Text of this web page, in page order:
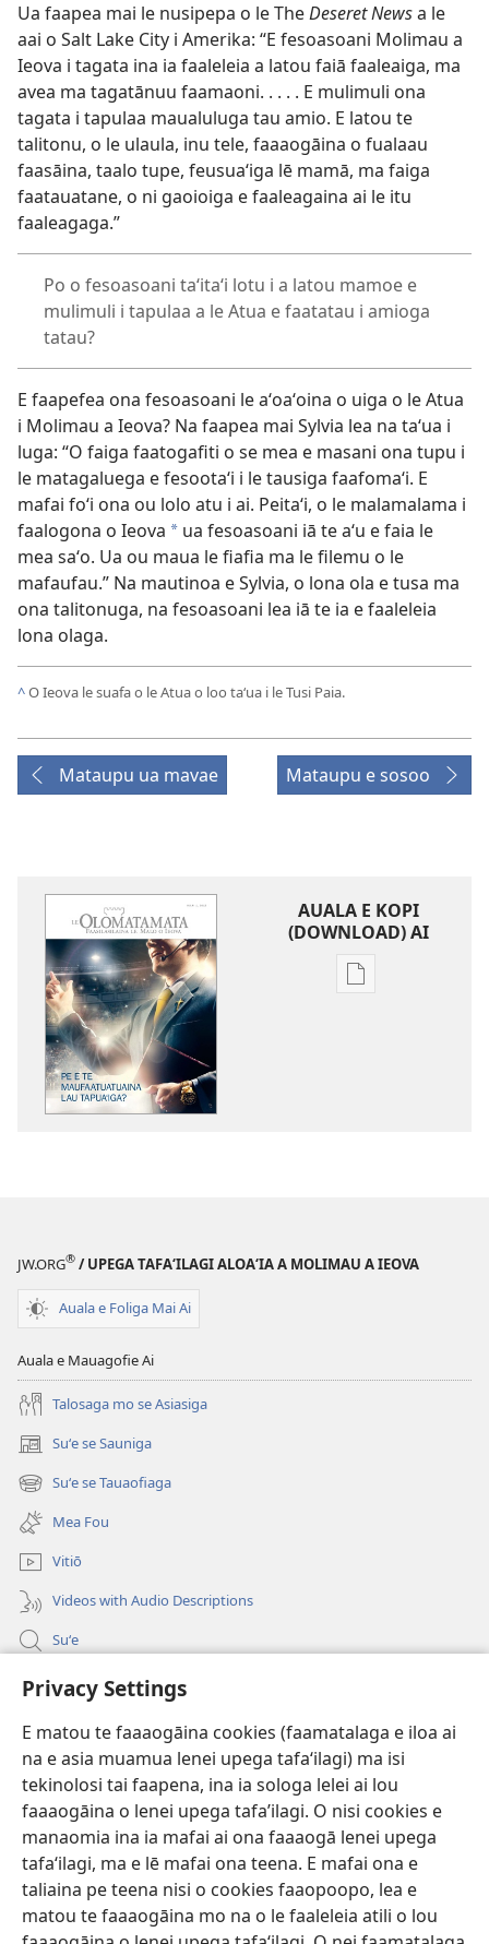
Privacy Settings
E matou te faaaogāina cookies (faamatalaga e iloa ai
na e asia muamua lenei upega tafaʻilagi) ma isi
tekinolosi tai faapena, ina ia sologa lelei ai lou
faaaogāina o lenei upega tafa’ilagi. O nisi cookies e
manaomia ina ia mafai ai ona faaaogā lenei upega
tafaʻilagi, ma e lē mafai ona teena. E mafai ona e
taliaina pe teena nisi o cookies faaopoopo, lea e
matou te faaaogāina mo na o le faaleleia atili o lou
Ua faapea mai le nusipepa o le TheDeseret Newsa le
aai o Salt Lake City i Amerika: “E fesoasoani Molimau a
Ieova i tagata ina ia faaleleia a latou faiā faaleaiga, ma
avea ma tagatānuu faamaoni. . . . . E mulimuli ona
tagata i tapulaa maualuluga tau amio. E latou te
talitonu, o le ulaula, inu tele, faaaogāina o fualaau
faasāina, taalo tupe, feusuaʻiga lē mamā, ma faiga
faatauatane, o ni gaoioiga e faaleagaina ai le itu
faaleagaga.”
Po o fesoasoani taʻitaʻi lotu i a latou mamoe e
mulimuli i tapulaa a le Atua e faatatau i amioga
tatau?
E faapefea ona fesoasoani le aʻoaʻoina o uiga o le Atua
i Molimau a Ieova? Na faapea mai Sylvia lea na taʻua i
luga: “O faiga faatogafiti o se mea e masani ona tupu i
le matagaluega e fesootaʻi i le tausiga faafomaʻi. E
mafai foʻi ona ou lolo atu i ai. Peitaʻi, o le malamalama i
faalogona o Ieova * ua fesoasoani iā te aʻu e faia le
mea saʻo. Ua ou maua le fiafia ma le filemu o le
mafaufau.” Na mautinoa e Sylvia, o lona ola e tusa ma
ona talitonuga, na fesoasoani lea iā te ia e faaleleia
lona olaga.
^O Ieova le suafa o le Atua o loo taʻua i le Tusi Paia.
Mataupu ua mavae Mataupu e sosoo
AUALA E KOPI
(DOWNLOAD) AI
Vaega
JW.ORG® / UPEGA TAFA‘ILAGI ALOA‘IA A MOLIMAU A IEOVA
Auala e Foliga Mai Ai
Auala e Mauagofie Ai
Talosaga mo se Asiasiga
Suʻe se Sauniga
(tatala
se
isi
polokalame)
Suʻe se Tauaofiaga
(tatala
se
isi
polokalame)
Mea Fou
Vitiō
Videos with Audio Descriptions
Suʻe
Faamatalaga mo Ofisa o le Malo
(tatala
se
polokalame)
Lomiga Faale-Tusi Paia I LE INITANETI™
(tatala
se
isi
polokalame)
JW Hub
(tatala
se
isi
App o le JW Library